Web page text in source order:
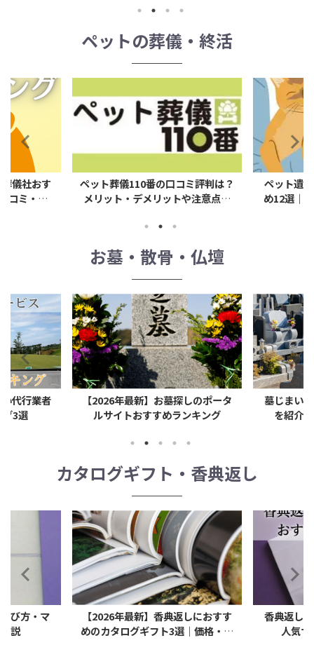
ペットの葬儀・終活
の口コミ評判は？
ットや注意点な
ペット遺骨アクセサリーのおすす
め12選｜封入・加工など納め方の
【
す
お墓・散骨・仏壇
】お墓探しのポータ
すめランキング
墓じまいのトラブル事例と解決策
を紹介！原因・対策・注意点
カタログギフト・香典返し
【2026年最新】香典返しにおすす
めのカタログギフト3選｜価格・口
香典返しはどこで
人気サイトラ